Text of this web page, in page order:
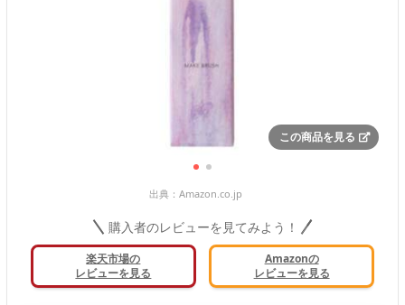
この商品を見る
出典： Amazon.co.jp
購入者のレビューを見てみよう！
楽天市場の
レビューを見る
Amazonの
レビューを見る